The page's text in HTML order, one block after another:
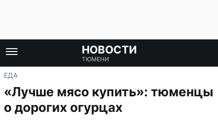
НОВОСТИ
ТЮМЕНИ
ЕДА
«Лучше мясо купить»: тюменцы
о дорогих огурцах